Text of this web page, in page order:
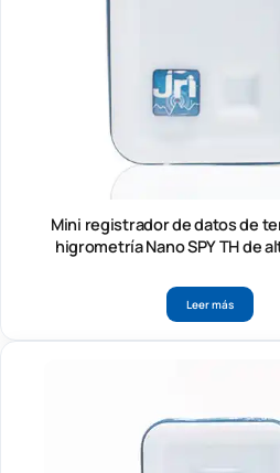
Mini registrador de datos de
higrometría Nano SPY TH de
Leer más